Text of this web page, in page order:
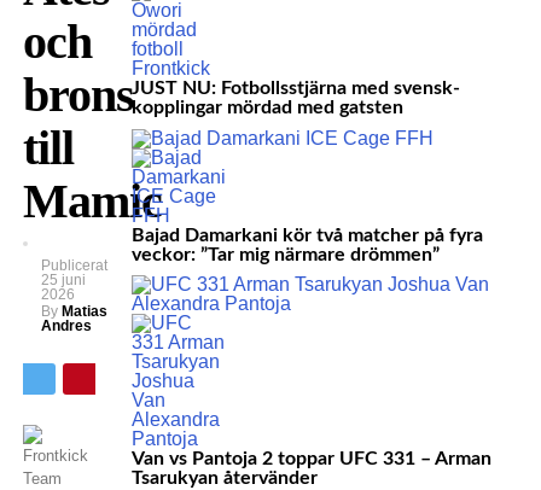
och
brons
till
Mamic
Publicerat
25 juni
2026
By Matias
Andres
JUST NU: Fotbollsstjärna med svensk-
kopplingar mördad med gatsten
Bajad Damarkani kör två matcher på fyra
veckor: ”Tar mig närmare drömmen”
Van vs Pantoja 2 toppar UFC 331 – Arman
Tsarukyan återvänder